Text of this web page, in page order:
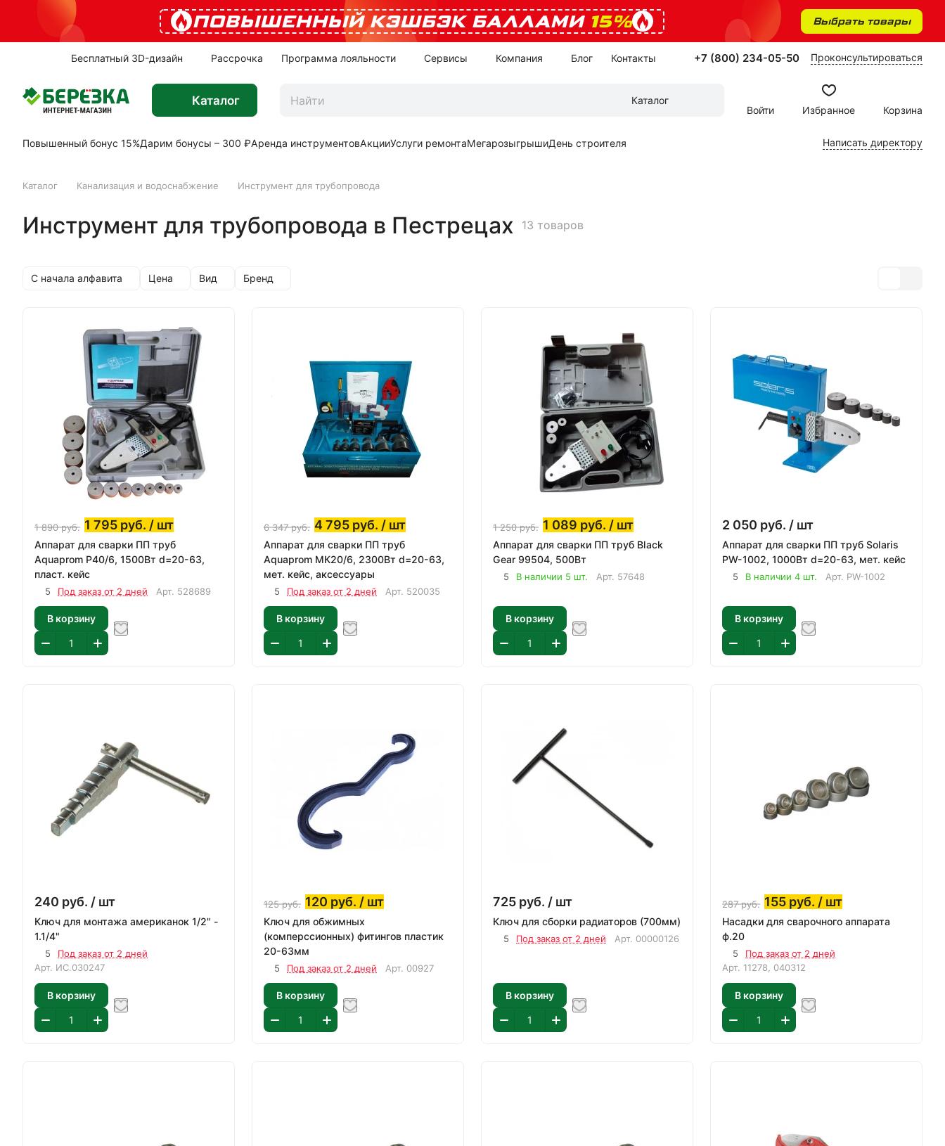
ПОВЫШЕННЫЙ КЭШБЭК БАЛЛАМИ 15% Выбрать товары
Бесплатный 3D-дизайн Рассрочка Программа лояльности Сервисы Компания Блог Контакты +7 (800) 234-05-50 Проконсультироваться
Каталог
Каталог
Войти
Избранное Корзина
Повышенный бонус 15%Дарим бонусы – 300 ₽Аренда инструментовАкцииУслуги ремонтаМегарозыгрышиДень строителя Написать директору
Каталог Канализация и водоснабжение Инструмент для трубопровода
Инструмент для трубопровода в Пестрецах 13 товаров
С начала алфавита Цена Вид Бренд
1 890руб. 1 795 руб. / шт
Аппарат для сварки ПП труб
Aquaprom P40/6, 1500Вт d=20-63,
пласт. кейс
5 Под заказ от 2 дней Арт. 528689
В корзину
6 347руб. 4 795 руб. / шт
Аппарат для сварки ПП труб
Aquaprom МК20/6, 2300Вт d=20-63,
мет. кейс, аксессуары
5 Под заказ от 2 дней Арт. 520035
В корзину
1 250руб. 1 089 руб. / шт
Аппарат для сварки ПП труб Black
Gear 99504, 500Вт
5 В наличии 5 шт. Арт. 57648
В корзину
2 050 руб. / шт
Аппарат для сварки ПП труб Solaris
PW-1002, 1000Вт d=20-63, мет. кейс
5 В наличии 4 шт. Арт. PW-1002
В корзину
240 руб. / шт
Ключ для монтажа американок 1/2" -
1.1/4"
5
Под заказ от 2 дней
Арт. ИС.030247
В корзину
125руб. 120 руб. / шт
Ключ для обжимных
(комперссионных) фитингов пластик
20-63мм
5 Под заказ от 2 дней Арт. 00927
В корзину
725 руб. / шт
Ключ для сборки радиаторов (700мм)
5 Под заказ от 2 дней Арт. 00000126
В корзину
287руб. 155 руб. / шт
Насадки для сварочного аппарата
ф.20
5
Под заказ от 2 дней
Арт. 11278, 040312
В корзину